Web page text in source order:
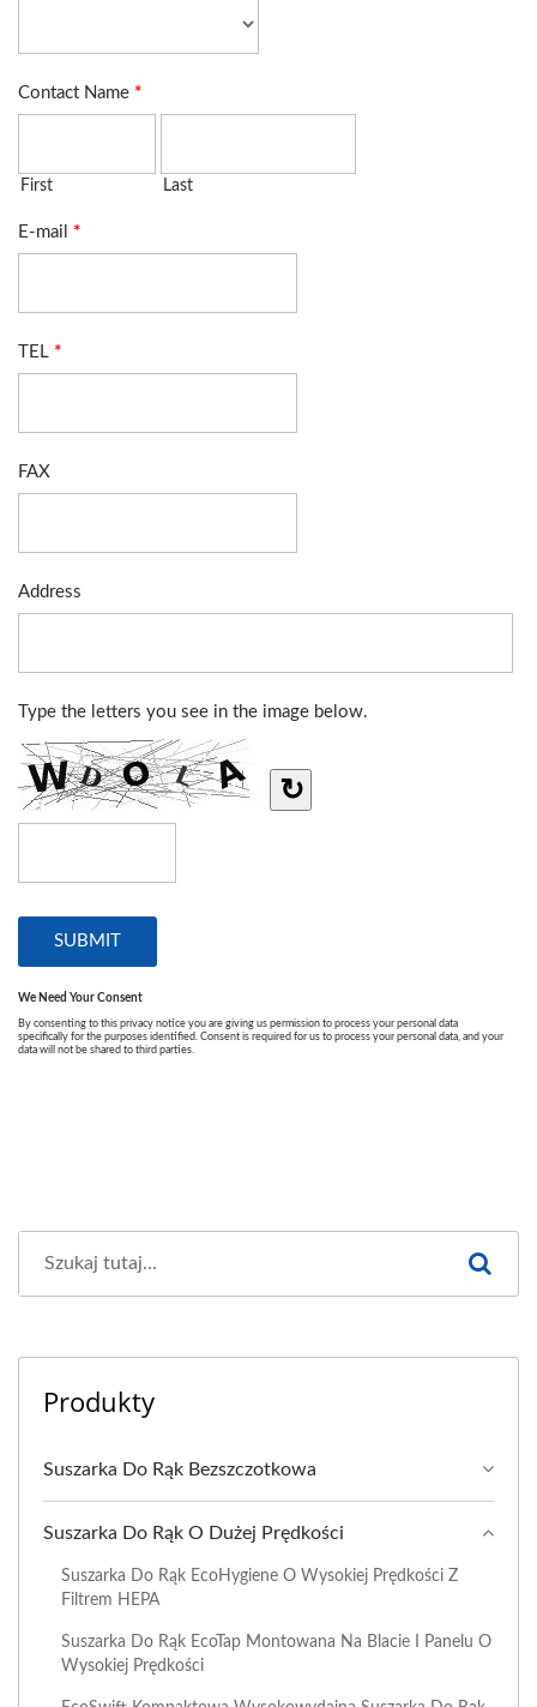
Produkty
Suszarka Do Rąk Bezszczotkowa
Suszarka Do Rąk O Dużej Prędkości
Suszarka Do Rąk EcoHygiene O Wysokiej Prędkości Z
Filtrem HEPA
Suszarka Do Rąk EcoTap Montowana Na Blacie I Panelu O
Wysokiej Prędkości